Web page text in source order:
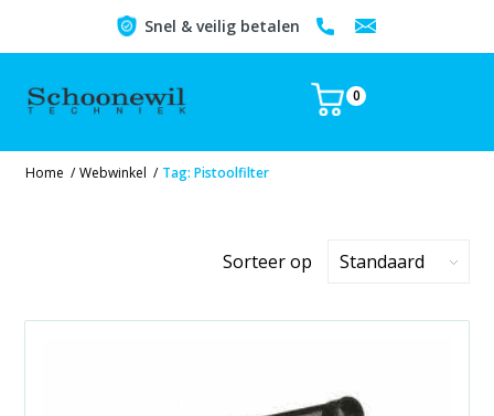
Snel & veilig betalen
0
Home / Webwinkel / Tag: Pistoolfilter
Sorteer op Standaard